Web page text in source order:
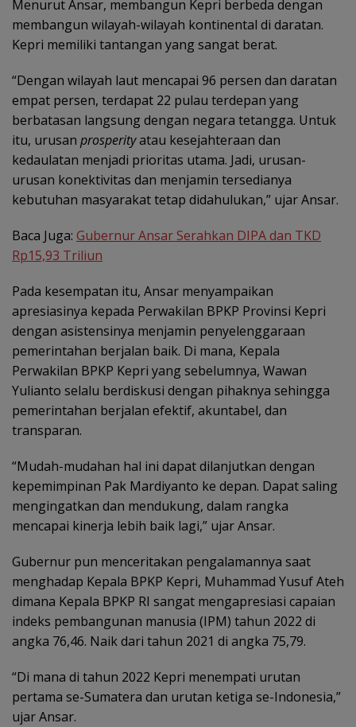
Menurut Ansar, membangun Kepri berbeda dengan
membangun wilayah-wilayah kontinental di daratan.
Kepri memiliki tantangan yang sangat berat.
“Dengan wilayah laut mencapai 96 persen dan daratan
empat persen, terdapat 22 pulau terdepan yang
berbatasan langsung dengan negara tetangga. Untuk
itu, urusan prosperityatau kesejahteraan dan
kedaulatan menjadi prioritas utama. Jadi, urusan-
urusan konektivitas dan menjamin tersedianya
kebutuhan masyarakat tetap didahulukan,” ujar Ansar.
Baca Juga: Gubernur Ansar Serahkan DIPA dan TKD
Rp15,93 Triliun
Pada kesempatan itu, Ansar menyampaikan
apresiasinya kepada Perwakilan BPKP Provinsi Kepri
dengan asistensinya menjamin penyelenggaraan
pemerintahan berjalan baik. Di mana, Kepala
Perwakilan BPKP Kepri yang sebelumnya, Wawan
Yulianto selalu berdiskusi dengan pihaknya sehingga
pemerintahan berjalan efektif, akuntabel, dan
transparan.
“Mudah-mudahan hal ini dapat dilanjutkan dengan
kepemimpinan Pak Mardiyanto ke depan. Dapat saling
mengingatkan dan mendukung, dalam rangka
mencapai kinerja lebih baik lagi,” ujar Ansar.
Gubernur pun menceritakan pengalamannya saat
menghadap Kepala BPKP Kepri, Muhammad Yusuf Ateh
dimana Kepala BPKP RI sangat mengapresiasi capaian
indeks pembangunan manusia (IPM) tahun 2022 di
angka 76,46. Naik dari tahun 2021 di angka 75,79.
“Di mana di tahun 2022 Kepri menempati urutan
pertama se-Sumatera dan urutan ketiga se-Indonesia,”
ujar Ansar.